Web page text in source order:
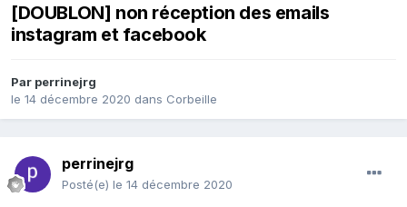
[DOUBLON] non réception des emails
instagram et facebook
Par perrinejrg
le 14 décembre 2020 dans Corbeille
perrinejrg
Posté(e) le 14 décembre 2020